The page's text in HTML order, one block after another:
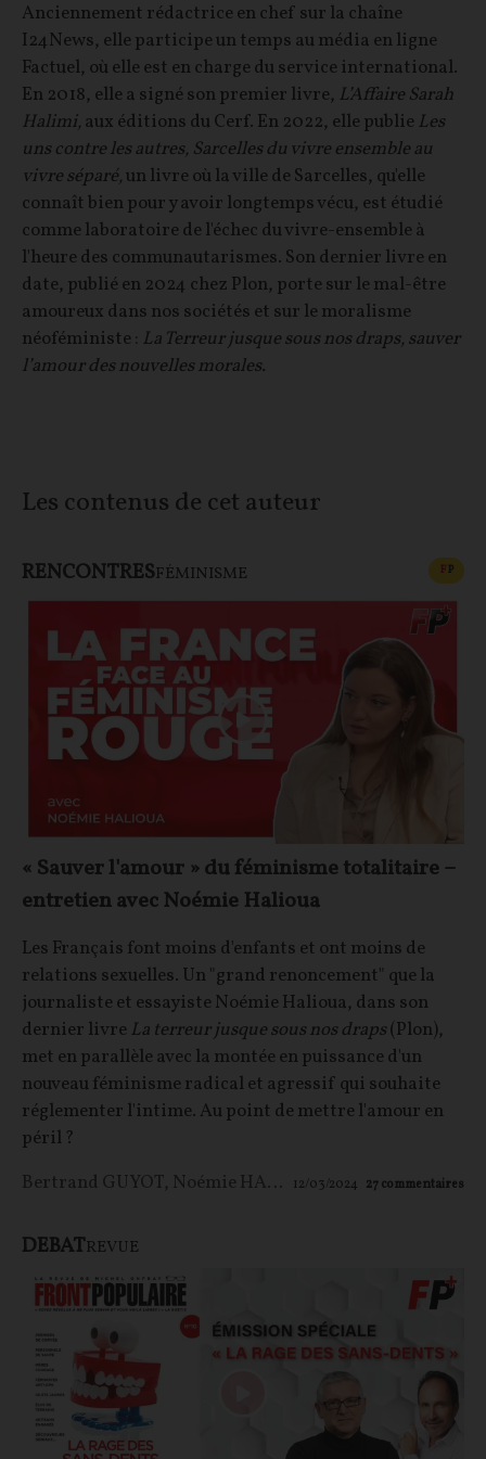
Anciennement rédactrice en chef sur la chaîne
I24News, elle participe un temps au média en ligne
Factuel, où elle est en charge du service international.
En 2018, elle a signé son premier livre, L’Affaire Sarah
Halimi, aux éditions du Cerf. En 2022, elle publie Les
uns contre les autres, Sarcelles du vivre ensemble au
vivre séparé,un livre où la ville de Sarcelles, qu'elle
connaît bien pour y avoir longtemps vécu, est étudié
comme laboratoire de l'échec du vivre-ensemble à
l'heure des communautarismes. Son dernier livre en
date, publié en 2024 chez Plon, porte sur le mal-être
amoureux dans nos sociétés et sur le moralisme
néoféministe : La Terreur jusque sous nos draps, sauver
l’amour des nouvelles morales.
Les contenus de cet auteur
RENCONTRESFÉMINISME FP
« Sauver l'amour » du féminisme totalitaire –
entretien avec Noémie Halioua
Les Français font moins d'enfants et ont moins de
relations sexuelles. Un "grand renoncement" que la
journaliste et essayiste Noémie Halioua, dans son
dernier livre La terreur jusque sous nos draps(Plon),
met en parallèle avec la montée en puissance d'un
nouveau féminisme radical et agressif qui souhaite
réglementer l'intime. Au point de mettre l'amour en
péril ?
Bertrand GUYOT, Noémie HALIOUA 12/03/2024 27commentaires
DEBATREVUE